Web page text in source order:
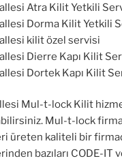
Atra Kilit Yetkili
Dorma Kilit Yetkili
kilit özel servisi
Dierre Kapı Kilit
Dortek Kapı Kilit
Mul-t-lock Kilit
Mul-t-lock
üreten kaliteli bir
bazıları CODE-IT